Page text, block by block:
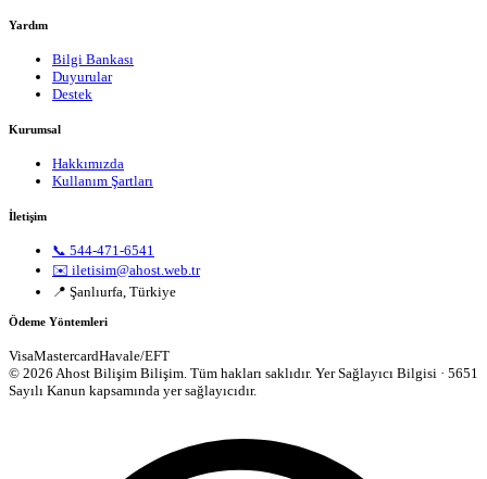
Yardım
Bilgi Bankası
Duyurular
Destek
Kurumsal
Hakkımızda
Kullanım Şartları
İletişim
📞 544-471-6541
✉️ iletisim@ahost.web.tr
📍 Şanlıurfa, Türkiye
Ödeme Yöntemleri
VisaMastercardHavale/EFT
© 2026 Ahost Bilişim Bilişim. Tüm hakları saklıdır. Yer Sağlayıcı Bilgisi · 5651
Sayılı Kanun kapsamında yer sağlayıcıdır.